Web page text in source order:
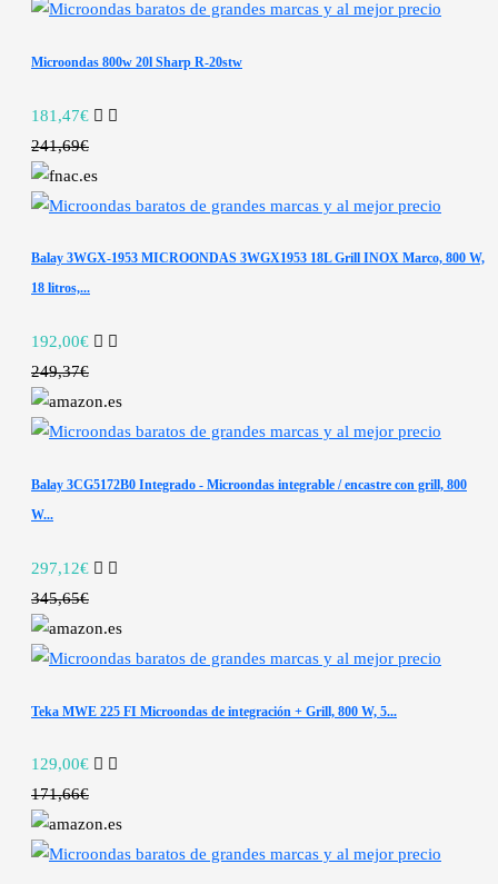
Microondas 800w 20l Sharp R-20stw
181,47€
241,69€
Balay 3WGX-1953 MICROONDAS 3WGX1953 18L Grill INOX Marco, 800 W,
18 litros,...
192,00€
249,37€
Balay 3CG5172B0 Integrado - Microondas integrable / encastre con grill, 800
W...
297,12€
345,65€
Teka MWE 225 FI Microondas de integración + Grill, 800 W, 5...
129,00€
171,66€